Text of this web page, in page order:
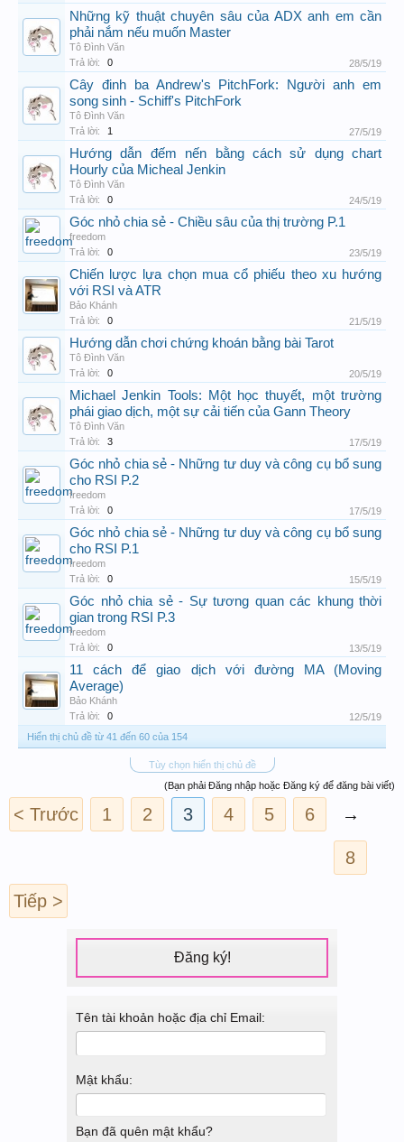
Những kỹ thuật chuyên sâu của ADX anh em cần
phải nắm nếu muốn Master
Tô Đình Văn
Trả lời:
0 28/5/19
Cây đinh ba Andrew's PitchFork: Người anh em
song sinh - Schiff's PitchFork
Tô Đình Văn
Trả lời:
1 27/5/19
Hướng dẫn đếm nến bằng cách sử dụng chart
Hourly của Micheal Jenkin
Tô Đình Văn
Trả lời:
0 24/5/19
Góc nhỏ chia sẻ - Chiều sâu của thị trường P.1
freedom
Trả lời:
0 23/5/19
Chiến lược lựa chọn mua cổ phiếu theo xu hướng
với RSI và ATR
Bảo Khánh
Trả lời:
0 21/5/19
Hướng dẫn chơi chứng khoán bằng bài Tarot
Tô Đình Văn
Trả lời:
0 20/5/19
Michael Jenkin Tools: Một học thuyết, một trường
phái giao dịch, một sự cải tiến của Gann Theory
Tô Đình Văn
Trả lời:
3 17/5/19
Góc nhỏ chia sẻ - Những tư duy và công cụ bổ sung
cho RSI P.2
freedom
Trả lời:
0 17/5/19
Góc nhỏ chia sẻ - Những tư duy và công cụ bổ sung
cho RSI P.1
freedom
Trả lời:
0 15/5/19
Góc nhỏ chia sẻ - Sự tương quan các khung thời
gian trong RSI P.3
freedom
Trả lời:
0 13/5/19
11 cách để giao dịch với đường MA (Moving
Average)
Bảo Khánh
Trả lời:
0
12/5/19
Hiển thị chủ đề từ 41 đến 60 của 154
Tùy chọn hiển thị chủ đề
(Bạn phải Đăng nhập hoặc Đăng ký để đăng bài viết)
< Trước 1 2 3 4 5 6 →
8
Tiếp >
Đăng ký!
Tên tài khoản hoặc địa chỉ Email:
Mật khẩu:
Bạn đã quên mật khẩu?